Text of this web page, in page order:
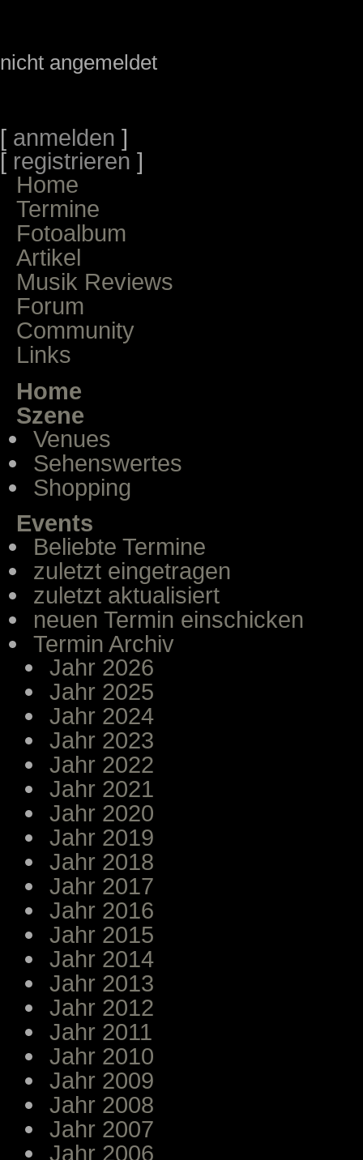
nicht angemeldet
[ anmelden ]
[ registrieren ]
Home
Termine
Fotoalbum
Artikel
Musik Reviews
Forum
Community
Links
Home
Szene
Venues
Sehenswertes
Shopping
Events
Beliebte Termine
zuletzt eingetragen
zuletzt aktualisiert
neuen Termin einschicken
Termin Archiv
Jahr 2026
Jahr 2025
Jahr 2024
Jahr 2023
Jahr 2022
Jahr 2021
Jahr 2020
Jahr 2019
Jahr 2018
Jahr 2017
Jahr 2016
Jahr 2015
Jahr 2014
Jahr 2013
Jahr 2012
Jahr 2011
Jahr 2010
Jahr 2009
Jahr 2008
Jahr 2007
Jahr 2006